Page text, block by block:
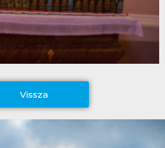
Vissza